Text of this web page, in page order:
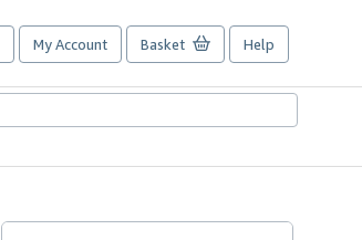
My Account Basket Help